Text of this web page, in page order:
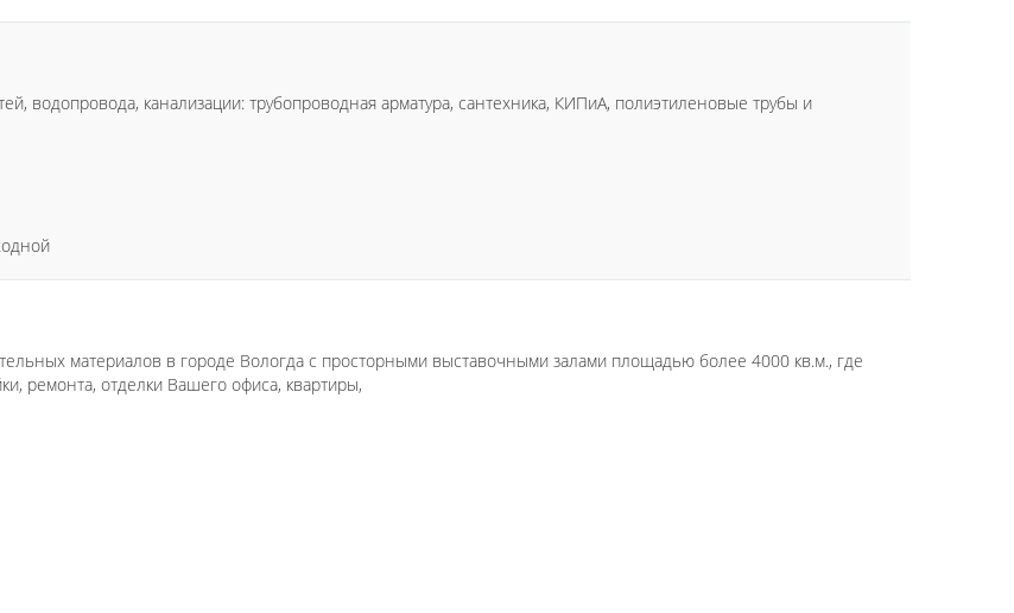
водопровода, канализации: трубопроводная арматура, сантехника, КИПиА, полиэтиленовые трубы и
материалов в городе Вологда с просторными выставочными залами площадью более 4000 кв.м., где
ремонта, отделки Вашего офиса, квартиры,